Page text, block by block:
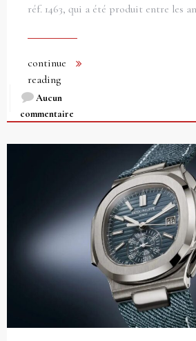
réf. 1463, qui a été produit entre les
continue
reading
Aucun
commentaire